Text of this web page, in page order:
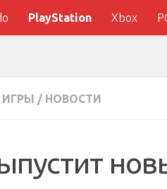
PlayStation Xbox
ИГРЫ / НОВОСТИ